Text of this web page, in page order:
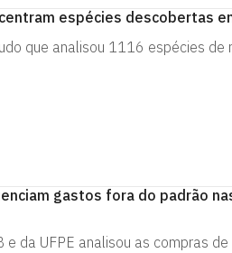
espécies descobertas
que analisou 1116 espécies de
gastos fora do padrão
da UFPE analisou as compras